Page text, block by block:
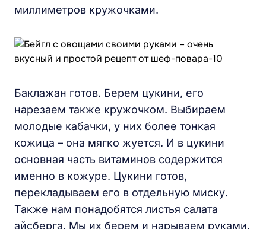
миллиметров кружочками.
Баклажан готов. Берем цукини, его
нарезаем также кружочком. Выбираем
молодые кабачки, у них более тонкая
кожица – она мягко жуется. И в цукини
основная часть витаминов содержится
именно в кожуре. Цукини готов,
перекладываем его в отдельную миску.
Также нам понадобятся листья салата
айсберга. Мы их берем и нарываем руками,